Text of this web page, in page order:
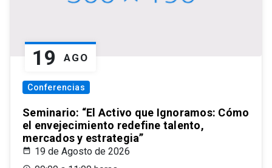
19 AGO
Conferencias
Seminario: “El Activo que Ignoramos: Cómo
el envejecimiento redefine talento,
mercados y estrategia”
19 de Agosto de 2026